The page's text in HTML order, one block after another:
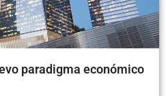
paradigma económico